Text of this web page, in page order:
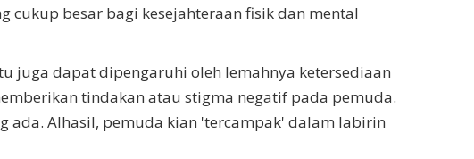
cukup besar bagi kesejahteraan fisik dan mental
juga dapat dipengaruhi oleh lemahnya ketersediaan
tindakan atau stigma negatif pada pemuda.
ada. Alhasil, pemuda kian 'tercampak' dalam labirin